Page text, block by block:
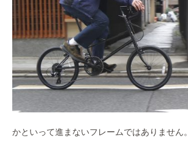
かといって進まないフレームではありません。